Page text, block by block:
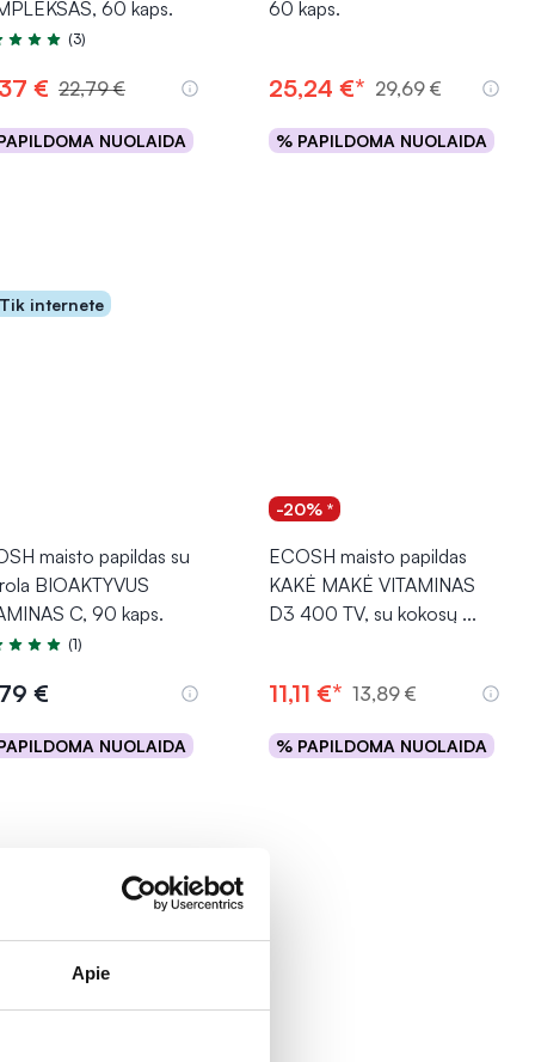
Apie
60 kaps.
5.0 iš 5
(3)
€ 22,79 €
NUOLAIDA
Į krepšelį
60 kaps.
25,24 €* 29,69 €
% PAPILDOMA NUOLAIDA
Į krepšelį
Tik internete
maisto papildas su
BIOAKTYVUS
C, 90 kaps.
5.0 iš 5
(1)
€
NUOLAIDA
Į krepšelį
-20% *
ECOSH maisto papildas
KAKĖ MAKĖ VITAMINAS
D3 400 TV, su kokosų ...
11,11 €* 13,89 €
% PAPILDOMA NUOLAIDA
Į krepšelį